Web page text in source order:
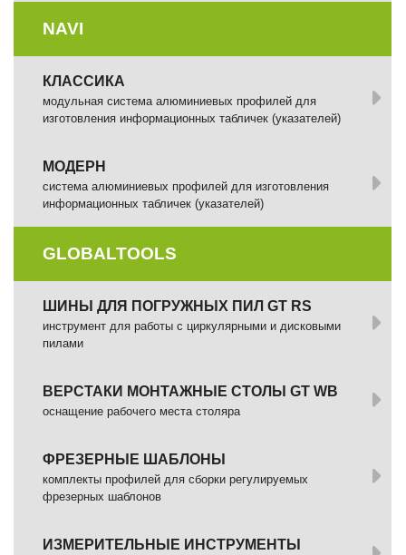
NAVI
КЛАССИКА
модульная система алюминиевых профилей для
изготовления информационных табличек (указателей)
МОДЕРН
система алюминиевых профилей для изготовления
информационных табличек (указателей)
GLOBALTOOLS
ШИНЫ ДЛЯ ПОГРУЖНЫХ ПИЛ GT RS
инструмент для работы с циркулярными и дисковыми
пилами
ВЕРСТАКИ МОНТАЖНЫЕ СТОЛЫ GT WB
оснащение рабочего места столяра
ФРЕЗЕРНЫЕ ШАБЛОНЫ
комплекты профилей для сборки регулируемых
фрезерных шаблонов
ИЗМЕРИТЕЛЬНЫЕ ИНСТРУМЕНТЫ